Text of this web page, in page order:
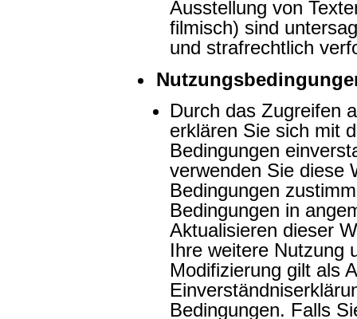
Ausstellung von
filmisch) sind
und strafrechtlich
Durch das Zugreifen
erklären Sie sich mit
Bedingungen
verwenden Sie diese
Bedingungen
Bedingungen in
Aktualisieren dieser
Ihre weitere Nutzung
Modifizierung gilt als
Bedingungen. Falls